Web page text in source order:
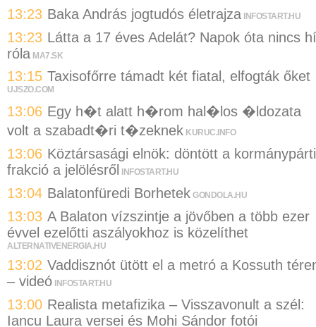
13:23 Baka András jogtudós életrajza INFOSTART.HU
13:23 Látta a 17 éves Adelát? Napok óta nincs
róla MA7.SK
13:15 Taxisofőrre támadt két fiatal, elfogták őket
UJSZO.COM
13:06 Egy h�t alatt h�rom hal�los �ldozata
volt a szabadt�ri t�zeknek KURUC.INFO
13:06 Köztársasági elnök: döntött a kormánypárti
frakció a jelölésről
INFOSTART.HU
13:04 Balatonfüredi Borhetek GONDOLA.HU
13:03 A Balaton vízszintje a jövőben a több ezer
évvel ezelőtti aszályokhoz is közelíthet
ALTERNATIVENERGIA.HU
13:02 Vaddisznót ütött el a metró a Kossuth
– videó INFOSTART.HU
13:00 Realista metafizika – Visszavonult a szél:
Iancu Laura versei és Mohi Sándor fotói